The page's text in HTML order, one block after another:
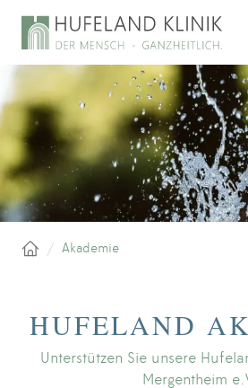
Startseite
/ Akademie
HUFELAND
Unterstützen Sie unsere
Mergentheim